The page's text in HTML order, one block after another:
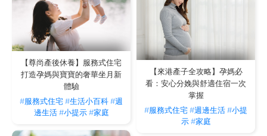
【尊尚產後休養】服務式住宅
打造孕媽與寶寶的奢華坐月新
體驗
#服務式住宅#生活小百科#週
邊生活 #小提示 #家庭
【來港產子全攻略】孕媽必
看：安心分娩與舒適住宿一次
掌握
#服務式住宅#週邊生活#小提
示 #家庭